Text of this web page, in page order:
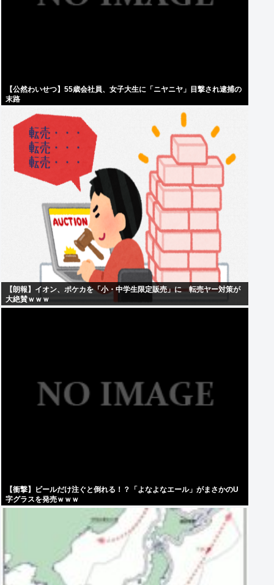
【公然わいせつ】55歳会社員、女子大生に「ニヤニヤ」目撃され逮捕の
末路
【朗報】イオン、ポケカを「小・中学生限定販売」に 転売ヤー対策が
大絶賛ｗｗｗ
【衝撃】ビールだけ注ぐと倒れる！？「よなよなエール」がまさかのU
字グラスを発売ｗｗｗ